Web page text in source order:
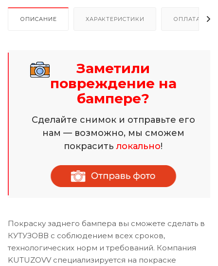
ОПИСАНИЕ ХАРАКТЕРИСТИКИ ОПЛАТА И
Заметили
повреждение на
бампере?
Сделайте снимок и отправьте его
нам — возможно, мы сможем
покраситьлокально!
Покраску заднего бампера вы сможете сделать в
КУТУЗОВВ с соблюдением всех сроков,
технологических норм и требований. Компания
KUTUZOVV специализируется на покраске